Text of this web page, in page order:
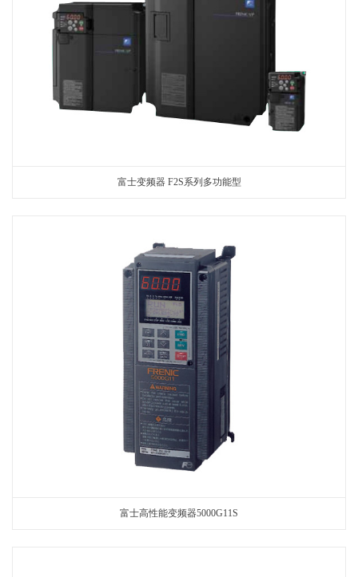
富士变频器 F2S系列多功能型
富士高性能变频器5000G11S